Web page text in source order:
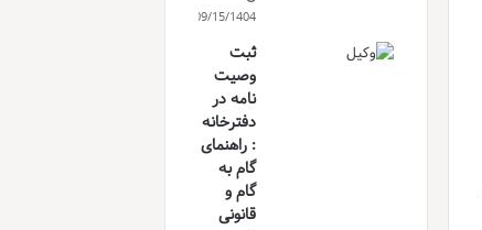
09/15/1404
ثبت
وصیت
نامه در
دفترخانه
: راهنمای
گام به
گام و
قانونی